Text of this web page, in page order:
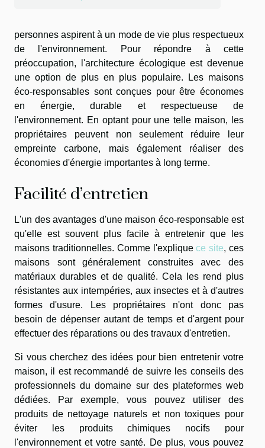
personnes aspirent à un mode de vie plus respectueux
de l'environnement. Pour répondre à cette
préoccupation, l'architecture écologique est devenue
une option de plus en plus populaire. Les maisons
éco-responsables sont conçues pour être économes
en énergie, durable et respectueuse de
l'environnement. En optant pour une telle maison, les
propriétaires peuvent non seulement réduire leur
empreinte carbone, mais également réaliser des
économies d'énergie importantes à long terme.
Facilité d’entretien
L'un des avantages d'une maison éco-responsable est
qu'elle est souvent plus facile à entretenir que les
maisons traditionnelles. Comme l'expliquece site, ces
maisons sont généralement construites avec des
matériaux durables et de qualité. Cela les rend plus
résistantes aux intempéries, aux insectes et à d'autres
formes d'usure. Les propriétaires n'ont donc pas
besoin de dépenser autant de temps et d'argent pour
effectuer des réparations ou des travaux d'entretien.
Si vous cherchez des idées pour bien entretenir votre
maison, il est recommandé de suivre les conseils des
professionnels du domaine sur des plateformes web
dédiées. Par exemple, vous pouvez utiliser des
produits de nettoyage naturels et non toxiques pour
éviter les produits chimiques nocifs pour
l'environnement et votre santé. De plus, vous pouvez